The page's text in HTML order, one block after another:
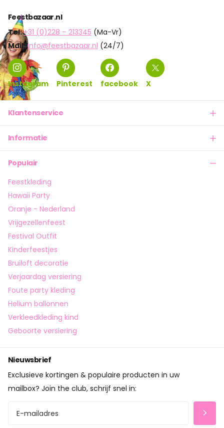
Feestbazaar.nl
Tel:+31 (0)228 – 213345 (Ma-Vr)
Mail: info@feestbazaar.nl (24/7)
Instagram Pinterest facebook X
Klantenservice
Informatie
Populair
Feestkleding
Hawaii Party
Oranje - Nederland
Vrijgezellenfeest
Festival Outfit
Kinderfeestjes
Bruiloft decoratie
Verjaardag versiering
Foute party kleding
Helium ballonnen
Verkleedkleding kind
Geboorte versiering
Nieuwsbrief
Exclusieve kortingen & populaire producten in uw
mailbox? Join the club, schrijf snel in: